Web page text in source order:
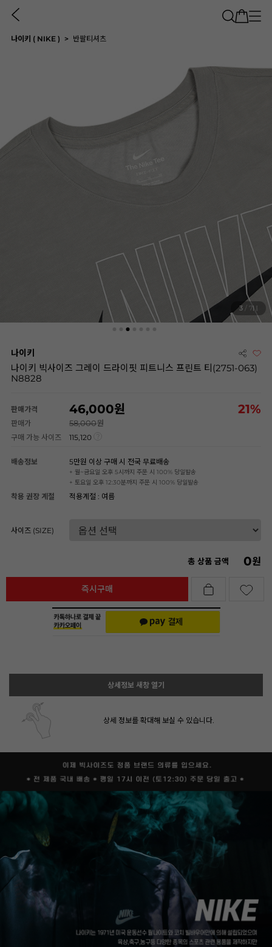
나이키 ( NIKE ) 반팔티셔츠
3 / 7
나이키
나이키 빅사이즈 그레이 드라이핏 피트니스 프린트 티(2751-063)
N8828
판매가격 46,000 21%
판매가 58,000
구매 가능 사이즈 115,120
배송정보 5만원 이상 구매 시 전국 무료배송
+ 월~금요일 오후 5시까지 주문 시 100% 당일발송
+ 토요일 오후 12:30분까지 주문 시 100% 당일발송
착용 권장 계절 적용계절 : 여름
사이즈 (SIZE)
총 상품 금액 0원
즉시구매
상세정보 새창 열기
상세 정보를 확대해 보실 수 있습니다.